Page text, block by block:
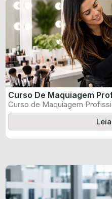
Curso De Maquiagem
Curso de Maquiagem
certificado informado pelo